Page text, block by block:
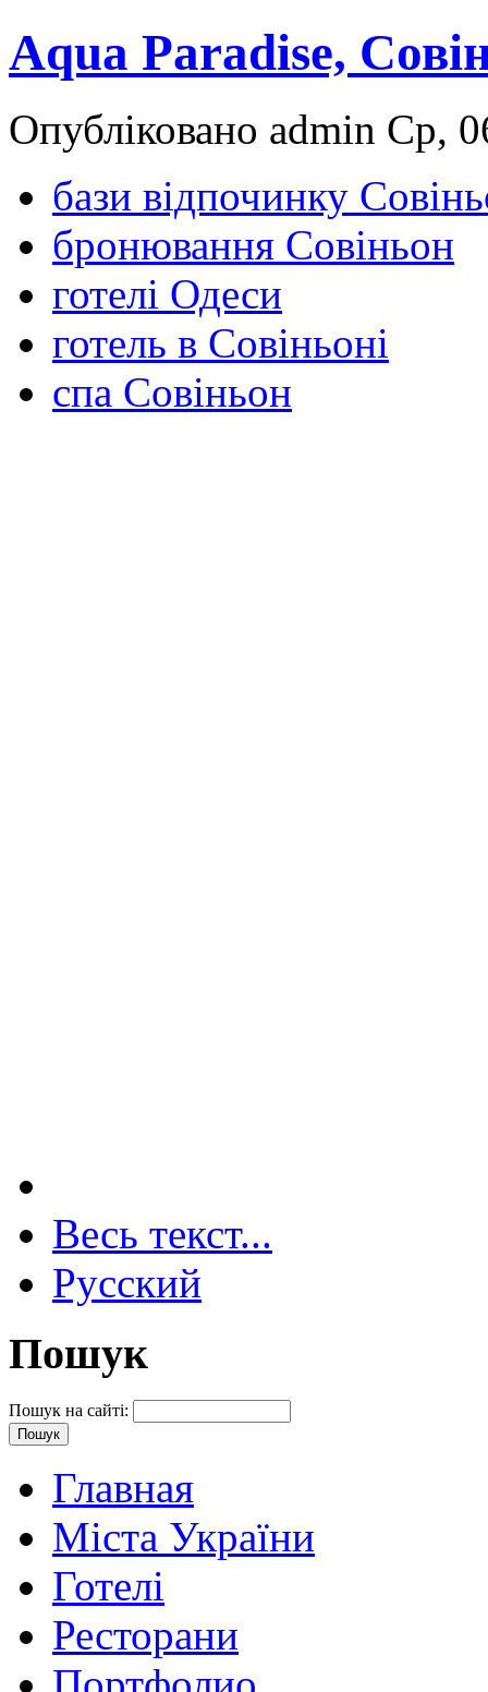
Aqua Paradise,
Опубліковано admin Ср,
бази відпочинку
бронювання Совіньон
готелі Одеси
готель в Совіньоні
спа Совіньон
Весь текст...
Русский
Пошук
Пошук на сайті:
Главная
Міста України
Готелі
Ресторани